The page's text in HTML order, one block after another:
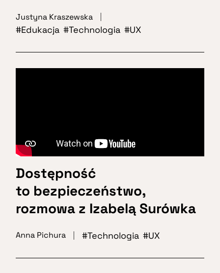
Justyna Kraszewska
Edukacja Technologia UX
Dostępność
to bezpieczeństwo,
rozmowa z Izabelą Surówka
Anna Pichura Technologia UX